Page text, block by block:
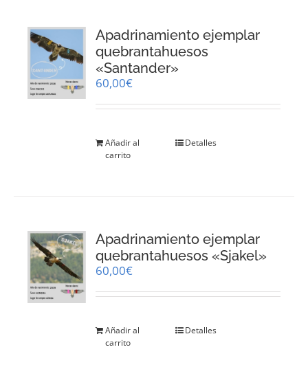
Apadrinamiento ejemplar
quebrantahuesos
«Santander»
60,00€
Añadir al
carrito
Detalles
Apadrinamiento ejemplar
quebrantahuesos «Sjakel»
60,00€
Añadir al
carrito
Detalles